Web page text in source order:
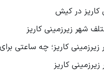
کاریز در کیش
شهر زیرزمینی کاریز
زیرزمینی کاریز؛ چه ساعتی
کاریز